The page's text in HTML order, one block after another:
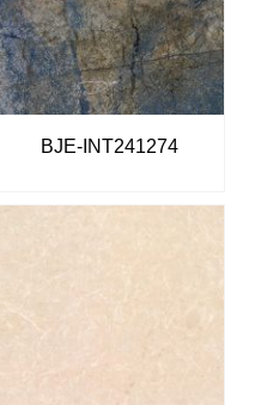
BJE-INT241274